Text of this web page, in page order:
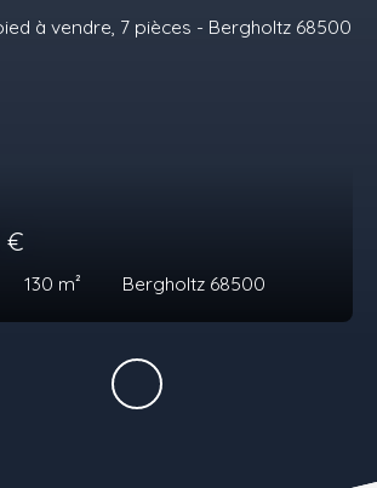
€
130 m² Bergholtz 68500